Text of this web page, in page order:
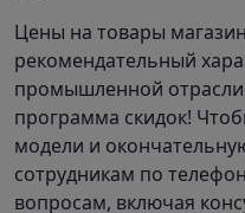
Цены на товары
рекомендательный
промышленной
программа скидок!
модели и
сотрудникам по
вопросам, включая